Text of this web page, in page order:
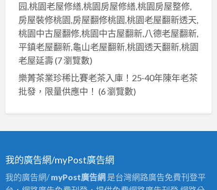
园,桃園老屋修繕,桃園房屋修繕,桃園房屋整修,
房屋裝修桃園,房屋翻修桃園,桃園老屋翻新透天,
桃園中古屋翻修,桃園中古屋翻新,八德老屋翻新,
平鎮老屋翻新,龜山老屋翻新,桃園透天翻新,桃園
老屋延壽(7 瀏覽數)
樂菁茶業珍稀比賽老茶入庫！25-40年陳年老茶
批發，限量供應中！ (6 瀏覽數)
我的廣告網/myPost廣告網
我的廣告網/myPost廣告網 是台灣網路廣告免費刊登平